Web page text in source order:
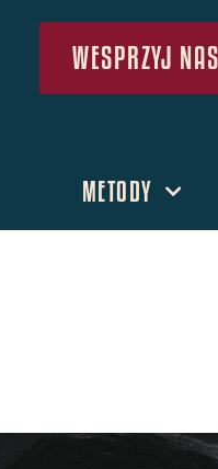
WESPRZYJ
METODY